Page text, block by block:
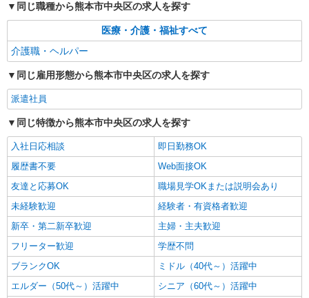
介護スタッフ／資格あり or 経験者
時給1,320円〜1,400円 ◆無資格・経験者：時
給1,320円〜 ◆初任者研修・未経験：時給1,320
護福祉士：時給1,400円〜 ※経験者は3ヶ月以上 ※
給与幅は経験・能力による ★週払いOK（規定あ
「水前寺」駅 ★マイカー・バイク通勤もOK！
（規定あり） ★勤務地は3000ヶ所以上★ 自宅か
ら通いやすいエリアなど、お好きな勤務地をお選
アルバイト パート 派遣社員 紹介予定派遣
日研トータルソーシング株式会社 メディカルケア事業部/熊本オフィ
ス
未経験・無資格OKの介護スタッフ
時給1,300円〜1,400円 ★週払いOK（規定あ
り） ※給与幅は経験・能力による
熊本県熊本市中央区 【最寄駅】熊本市電「新
水前寺駅前」駅 ★マイカー・バイク通勤もOK！
ら通いやすいエリアなど、お好きな勤務地をお選
キープ 詳細を見る
アルバイト パート 派遣社員 紹介予定派遣
同じ職種から熊本市中央区の求人を探す
医療・介護・福祉すべて
介護職・ヘルパー
同じ雇用形態から熊本市中央区の求人を探す
派遣社員
同じ特徴から熊本市中央区の求人を探す
入社日応相談
即日勤務OK
履歴書不要
Web面接OK
友達と応募OK
職場見学OKまたは説明会あり
未経験歓迎
経験者・有資格者歓迎
新卒・第二新卒歓迎
主婦・主夫歓迎
フリーター歓迎
学歴不問
ブランクOK
ミドル（40代～）活躍中
エルダー（50代～）活躍中
シニア（60代～）活躍中